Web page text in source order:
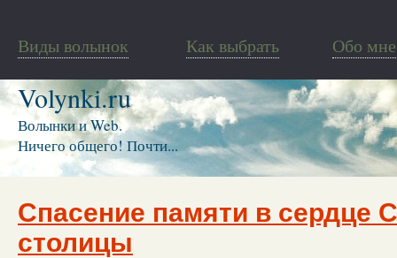
Виды волынок Как выбрать Обо мне
Volynki.ru
Волынки и Web.
Ничего общего! Почти...
Спасение памяти в сердце
столицы